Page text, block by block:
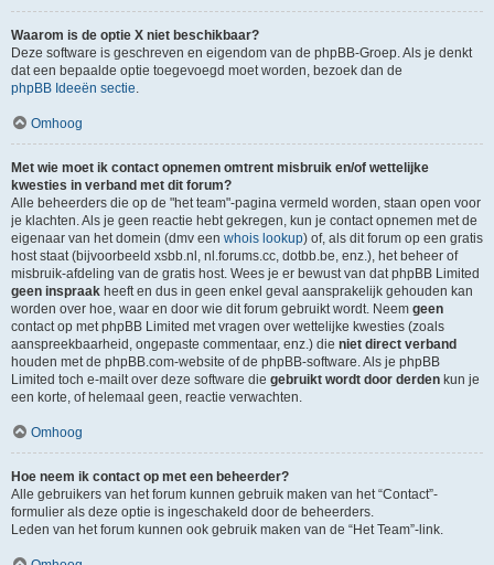
Waarom is de optie X niet beschikbaar?
Deze software is geschreven en eigendom van de phpBB-Groep. Als je denkt
dat een bepaalde optie toegevoegd moet worden, bezoek dan de
phpBB Ideeën sectie.
Omhoog
Met wie moet ik contact opnemen omtrent misbruik en/of wettelijke
kwesties in verband met dit forum?
Alle beheerders die op de "het team"-pagina vermeld worden, staan open voor
je klachten. Als je geen reactie hebt gekregen, kun je contact opnemen met de
eigenaar van het domein (dmv een whois lookup) of, als dit forum op een gratis
host staat (bijvoorbeeld xsbb.nl, nl.forums.cc, dotbb.be, enz.), het beheer of
misbruik-afdeling van de gratis host. Wees je er bewust van dat phpBB Limited
geen inspraak heeft en dus in geen enkel geval aansprakelijk gehouden kan
worden over hoe, waar en door wie dit forum gebruikt wordt. Neem geen
contact op met phpBB Limited met vragen over wettelijke kwesties (zoals
aanspreekbaarheid, ongepaste commentaar, enz.) die niet direct verband
houden met de phpBB.com-website of de phpBB-software. Als je phpBB
Limited toch e-mailt over deze software die gebruikt wordt door derden kun je
een korte, of helemaal geen, reactie verwachten.
Omhoog
Hoe neem ik contact op met een beheerder?
Alle gebruikers van het forum kunnen gebruik maken van het “Contact”-
formulier als deze optie is ingeschakeld door de beheerders.
Leden van het forum kunnen ook gebruik maken van de “Het Team”-link.